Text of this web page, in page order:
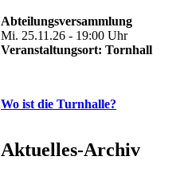
Abteilungsversammlung
Mi. 25.11.26 - 19:00 Uhr
Veranstaltungsort: Tornhall
Wo ist die Turnhalle?
Aktuelles-Archiv